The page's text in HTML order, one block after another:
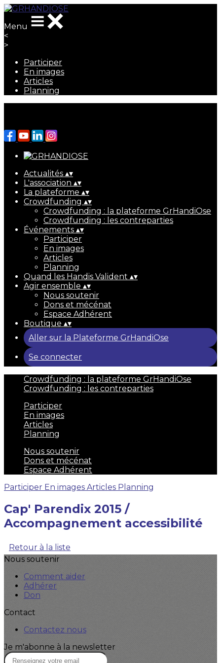
Menu
<
>
Participer
En images
Articles
Planning
Actualités ▴▾
L'association ▴▾
La plateforme ▴▾
Crowdfunding ▴▾
Crowdfunding : la plateforme GrHandiOse
Crowdfunding : les contreparties
Événements ▴▾
Participer
En images
Articles
Planning
Quand les Handis Valident ▴▾
Agir ensemble ▴▾
Nous soutenir
Dons et mécénat
Espace Adhérent
Boutique ▴▾
Aller sur la Plateforme GrHandiOse
Se connecter
Crowdfunding : la plateforme GrHandiOse
Crowdfunding : les contreparties
Participer
En images
Articles
Planning
Nous soutenir
Dons et mécénat
Espace Adhérent
Participer En images Articles Planning
Cap' Parendix 2015 /
Accompagnement accessibilité
Retour à la liste
Nous soutenir
Comment aider
Adhérer
Don
Contact
Contactez nous
Je m'abonne à la newsletter